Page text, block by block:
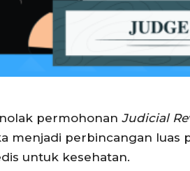
permohonan Judicial
menjadi perbincangan luas
untuk kesehatan.